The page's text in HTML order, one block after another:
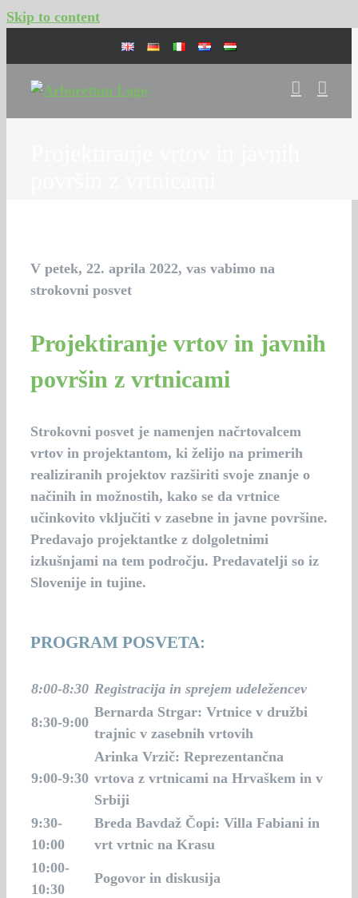
Skip to content
V petek, 22. aprila 2022, vas vabimo na
strokovni posvet
Projektiranje vrtov in javnih
površin z vrtnicami
Strokovni posvet je namenjen načrtovalcem
vrtov in projektantom, ki želijo na primerih
realiziranih projektov razširiti svoje znanje o
načinih in možnostih, kako se da vrtnice
učinkovito vključiti v zasebne in javne površine.
Predavajo projektantke z dolgoletnimi
izkušnjami na tem področju. Predavatelji so iz
Slovenije in tujine.
PROGRAM POSVETA:
8:00-8:30 Registracija in sprejem udeležencev
8:30-9:00
Bernarda Strgar: Vrtnice v družbi
trajnic v zasebnih vrtovih
9:00-9:30
Arinka Vrzič: Reprezentančna
vrtova z vrtnicami na Hrvaškem in v
Srbiji
9:30-
10:00
Breda Bavdaž Čopi: Villa Fabiani in
vrt vrtnic na Krasu
10:00-
10:30
Pogovor in diskusija